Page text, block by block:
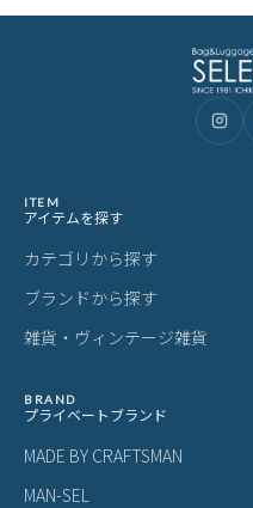
ITEM
アイテムを探す
カテゴリから探す
ブランドから探す
雑貨・ヴィンテージ雑貨
BRAND
プライベートブランド
MADE BY CRAFTSMAN
MAN-SEL